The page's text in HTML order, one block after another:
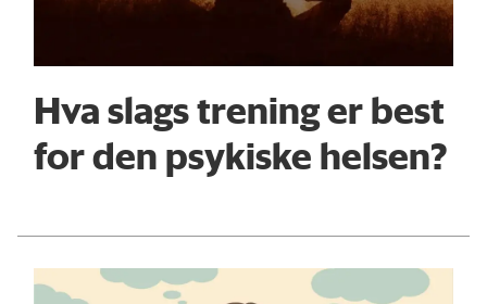
Hva slags trening er best
for den psykiske helsen?